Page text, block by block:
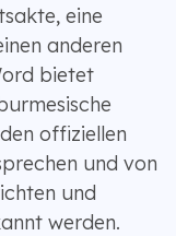
eine
anderen
bietet
offiziellen
und von
und
werden.